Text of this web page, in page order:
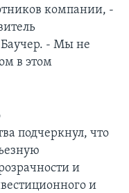
компании, -
- Мы не
в этом
подчеркнул, что
и
и